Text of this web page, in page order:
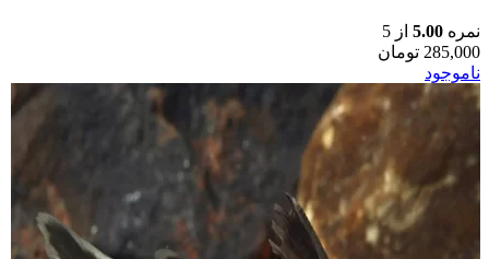
نمره 5.00 از 5
285,000 تومان
ناموجود